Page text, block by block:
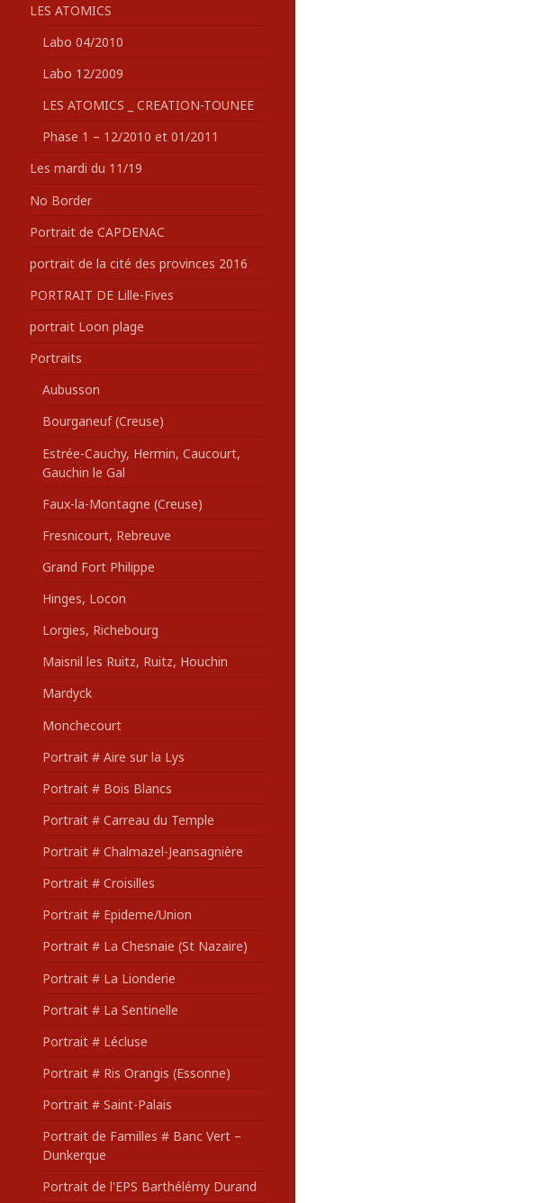
LES ATOMICS
Labo 04/2010
Labo 12/2009
LES ATOMICS _ CREATION-TOUNEE
Phase 1 – 12/2010 et 01/2011
Les mardi du 11/19
No Border
Portrait de CAPDENAC
portrait de la cité des provinces 2016
PORTRAIT DE Lille-Fives
portrait Loon plage
Portraits
Aubusson
Bourganeuf (Creuse)
Estrée-Cauchy, Hermin, Caucourt,
Gauchin le Gal
Faux-la-Montagne (Creuse)
Fresnicourt, Rebreuve
Grand Fort Philippe
Hinges, Locon
Lorgies, Richebourg
Maisnil les Ruitz, Ruitz, Houchin
Mardyck
Monchecourt
Portrait # Aire sur la Lys
Portrait # Bois Blancs
Portrait # Carreau du Temple
Portrait # Chalmazel-Jeansagnière
Portrait # Croisilles
Portrait # Epideme/Union
Portrait # La Chesnaie (St Nazaire)
Portrait # La Lionderie
Portrait # La Sentinelle
Portrait # Lécluse
Portrait # Ris Orangis (Essonne)
Portrait # Saint-Palais
Portrait de Familles # Banc Vert –
Dunkerque
Portrait de l'EPS Barthélémy Durand